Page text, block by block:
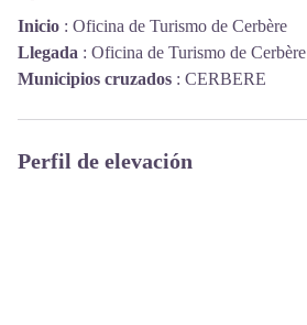
Inicio : Oficina de Turismo de Cerbère
Llegada : Oficina de Turismo de Cerbère
Municipios cruzados : CERBERE
Perfil de elevación